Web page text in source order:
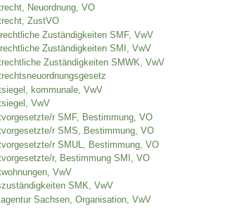
Neuordnung, VO
ZustVO
Zuständigkeiten SMF, VwV
Zuständigkeiten SMI, VwV
Zuständigkeiten SMWK, VwV
kommunale, VwV
VwV
r SMF, Bestimmung, VO
r SMS, Bestimmung, VO
r SMUL, Bestimmung, VO
r, Bestimmung SMI, VO
VwV
SMK, VwV
Sachsen, Organisation, VwV